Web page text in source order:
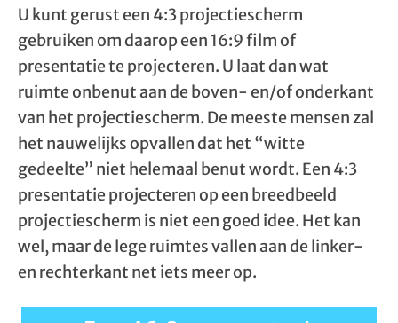
U kunt gerust een 4:3 projectiescherm
gebruiken om daarop een 16:9 film of
presentatie te projecteren. U laat dan wat
ruimte onbenut aan de boven- en/of onderkant
van het projectiescherm. De meeste mensen zal
het nauwelijks opvallen dat het “witte
gedeelte” niet helemaal benut wordt. Een 4:3
presentatie projecteren op een breedbeeld
projectiescherm is niet een goed idee. Het kan
wel, maar de lege ruimtes vallen aan de linker-
en rechterkant net iets meer op.